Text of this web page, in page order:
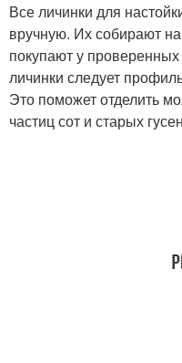
Все личинки для
вручную. Их собирают
покупают у
личинки следует
Это поможет отделить
частиц сот и старых